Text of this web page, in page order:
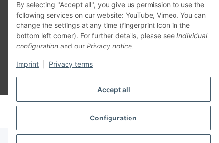
Accept all
Configuration
By selecting "Accept all", you give us permission to use the
following services on our website: YouTube, Vimeo. You can
change the settings at any time (fingerprint icon in the
bottom left corner). For further details, please see Individual
configuration and our Privacy notice.
Imprint Privacy terms
Withdraw contract
© voltmaster.de
Powered byJTL-Shop